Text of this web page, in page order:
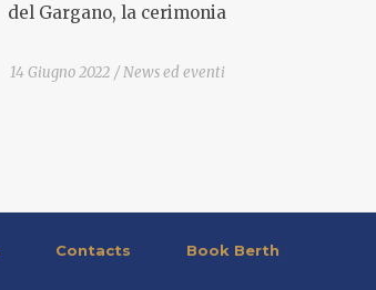
del Gargano, la cerimonia
14 Giugno 2022 News ed eventi
Contacts Book Berth